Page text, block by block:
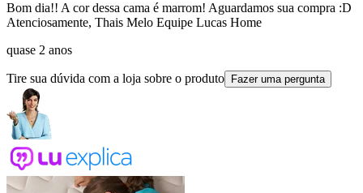
Bom dia!! A cor dessa cama é marrom! Aguardamos sua compra :D
Atenciosamente, Thais Melo Equipe Lucas Home
quase 2 anos
Tire sua dúvida com a loja sobre o produto Fazer uma pergunta